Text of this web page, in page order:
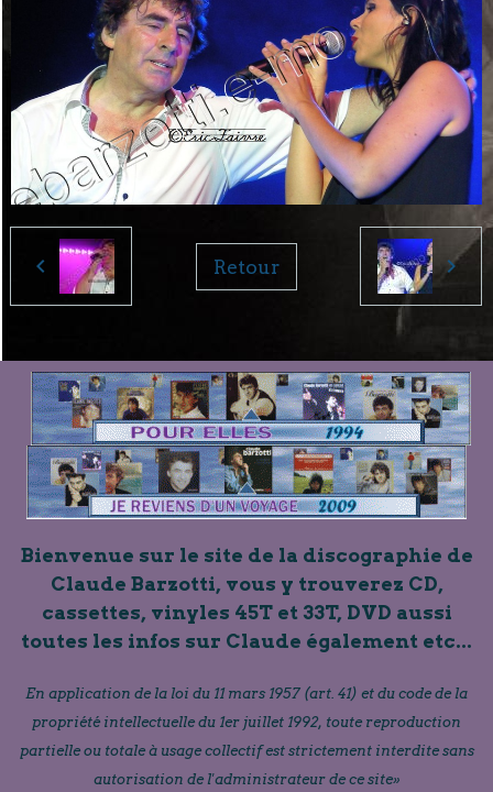
Retour
Bienvenue sur le site de la discographie de
Claude Barzotti, vous y trouverez CD,
cassettes, vinyles 45T et 33T, DVD aussi
toutes les infos sur Claude également etc...
En application de la loi du 11 mars 1957 (art. 41) et du code de la
propriété intellectuelle du 1er juillet 1992, toute reproduction
partielle ou totale à usage collectif est strictement interdite sans
autorisation de l'administrateur de ce site»